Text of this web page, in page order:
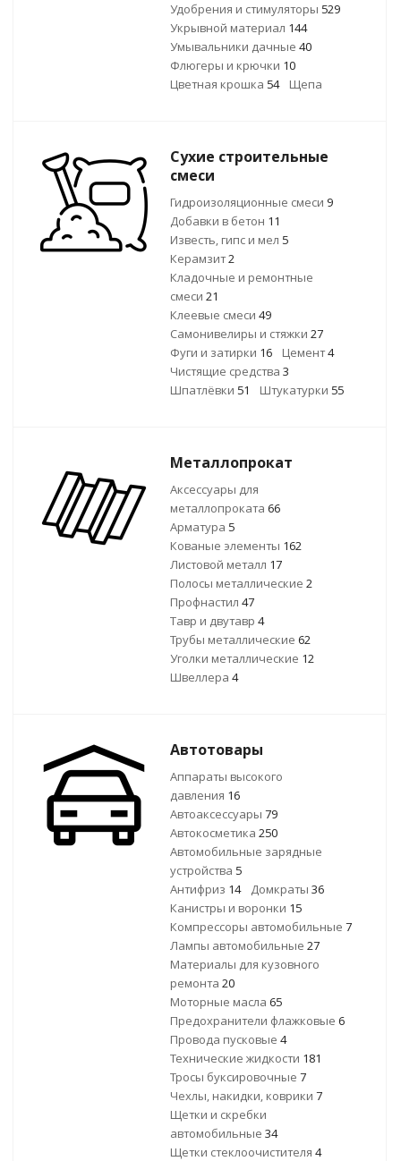
Удобрения и стимуляторы 529
Укрывной материал 144
Умывальники дачные 40
Флюгеры и крючки 10
Цветная крошка 54 Щепа
Сухие строительные
смеси
Гидроизоляционные смеси 9
Добавки в бетон 11
Известь, гипс и мел 5
Керамзит2
Кладочные и ремонтные
смеси 21
Клеевые смеси 49
Самонивелиры и стяжки 27
Фуги и затирки 16 Цемент4
Чистящие средства 3
Шпатлёвки 51 Штукатурки 55
Металлопрокат
Аксессуары для
металлопроката 66
Арматура 5
Кованые элементы 162
Листовой металл 17
Полосы металлические 2
Профнастил 47
Тавр и двутавр 4
Трубы металлические 62
Уголки металлические 12
Швеллера 4
Автотовары
Аппараты высокого
давления 16
Автоаксессуары 79
Автокосметика 250
Автомобильные зарядные
устройства 5
Антифриз 14 Домкраты 36
Канистры и воронки 15
Компрессоры автомобильные 7
Лампы автомобильные 27
Материалы для кузовного
ремонта 20
Моторные масла 65
Предохранители флажковые 6
Провода пусковые 4
Технические жидкости 181
Тросы буксировочные 7
Чехлы, накидки, коврики 7
Щетки и скребки
автомобильные 34
Щетки стеклоочистителя 4